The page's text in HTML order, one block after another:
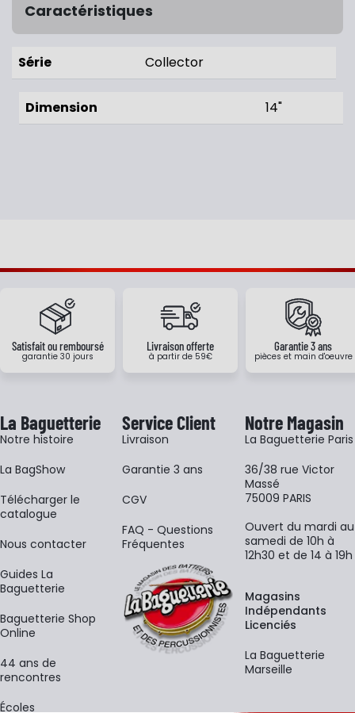
Caractéristiques
Série Collector
Dimension 14"
Satisfait ou remboursé
garantie 30 jours
Livraison offerte
à partir de 59€
Garantie 3 ans
pièces et main d'oeuvre
La Baguetterie
Notre histoire
La BagShow
​Télécharger le
catalogue
Nous contacter
Guides La
Baguetterie
Baguetterie Shop
Online
44 ans de
rencontres
Écoles
Service Client
Livraison
Garantie 3 ans
CGV
FAQ - Questions
Fréquentes
Notre Magasin
La Baguetterie Paris
36/38 rue Victor
Massé
75009 PARIS
Ouvert du mardi au
samedi de 10h à
12h30 et de 14 à 19h
Magasins
Indépendants
Licenciés
La Baguetterie
Marseille